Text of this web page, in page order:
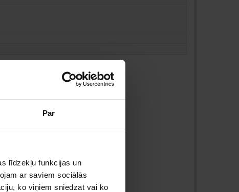
Par
līdzekļu funkcijas un
ar saviem sociālās
ko viņiem sniedzat vai ko